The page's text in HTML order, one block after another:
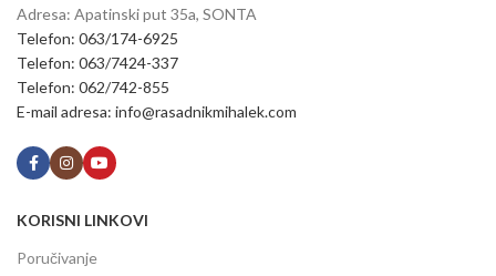
Adresa: Apatinski put 35a, SONTA
Telefon: 063/174-6925
Telefon: 063/7424-337
Telefon: 062/742-855
E-mail adresa: info@rasadnikmihalek.com
KORISNI LINKOVI
Poručivanje